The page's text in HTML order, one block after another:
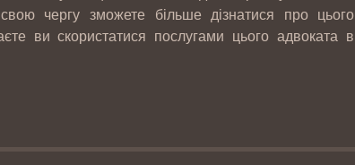
чергу зможете більше дізнатися про цього
ви скористатися послугами цього адвоката в
судові змагання з медіа права